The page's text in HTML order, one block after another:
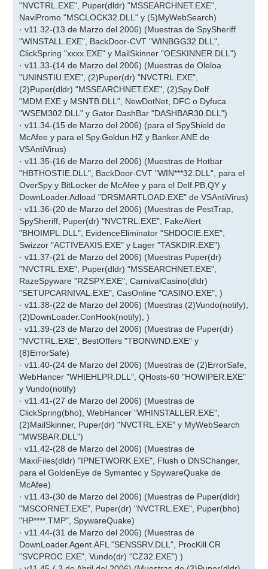
"NVCTRL.EXE", Puper(dldr) "MSSEARCHNET.EXE",
NaviPromo "MSCLOCK32.DLL" y (5)MyWebSearch)
· v11.32-(13 de Marzo del 2006) (Muestras de SpySheriff
"WINSTALL.EXE", BackDoor-CVT "WINBGG32.DLL",
ClickSpring "xxxx.EXE" y MailSkinner "OESKINNER.DLL")
· v11.33-(14 de Marzo del 2006) (Muestras de Oleloa
"UNINSTIU.EXE", (2)Puper(dr) "NVCTRL.EXE",
(2)Puper(dldr) "MSSEARCHNET.EXE", (2)Spy.Delf
"MDM.EXE y MSNTB.DLL", NewDotNet, DFC o Dyfuca
"WSEM302.DLL" y Gator DashBar "DASHBAR30.DLL")
· v11.34-(15 de Marzo del 2006) (para el SpyShield de
McAfee y para el Spy.Goldun.HZ y Banker.ANE de
VSAntiVirus)
· v11.35-(16 de Marzo del 2006) (Muestras de Hotbar
"HBTHOSTIE.DLL", BackDoor-CVT "WIN***32.DLL", para el
OverSpy y BitLocker de McAfee y para el Delf.PB,QY y
DownLoader.Adload "DRSMARTLOAD.EXE" de VSAntiVirus)
· v11.36-(20 de Marzo del 2006) (Muestras de PestTrap,
SpySheriff, Puper(dr) "NVCTRL.EXE", FakeAlert
"BHOIMPL.DLL", EvidenceEliminator "SHDOCIE.EXE",
Swizzor "ACTIVEAXIS.EXE" y Lager "TASKDIR.EXE")
· v11.37-(21 de Marzo del 2006) (Muestras Puper(dr)
"NVCTRL.EXE", Puper(dldr) "MSSEARCHNET.EXE",
RazeSpyware "RZSPY.EXE", CarnivalCasino(dldr)
"SETUPCARNIVAL.EXE", CasOnline "CASINO.EXE", )
· v11.38-(22 de Marzo del 2006) (Muestras (2)Vundo(notify),
(2)DownLoader.ConHook(notify), )
· v11.39-(23 de Marzo del 2006) (Muestras de Puper(dr)
"NVCTRL.EXE", BestOffers "TBONWND.EXE" y
(8)ErrorSafe)
· v11.40-(24 de Marzo del 2006) (Muestras de (2)ErrorSafe,
WebHancer "WHIEHLPR.DLL", QHosts-60 "HOWIPER.EXE"
y Vundo(notify)
· v11.41-(27 de Marzo del 2006) (Muestras de
ClickSpring(bho), WebHancer "WHINSTALLER.EXE",
(2)MailSkinner, Puper(dr) "NVCTRL.EXE" y MyWebSearch
"MWSBAR.DLL")
· v11.42-(28 de Marzo del 2006) (Muestras de
MaxiFiles(dldr) "IPNETWORK.EXE", Flush o DNSChanger,
para el GoldenEye de Symantec y SpywareQuake de
McAfee)
· v11.43-(30 de Marzo del 2006) (Muestras de Puper(dldr)
"MSCORNET.EXE", Puper(dr) "NVCTRL.EXE", Puper(bho)
"HP****.TMP", SpywareQuake)
· v11.44-(31 de Marzo del 2006) (Muestras de
DownLoader.Agent.AFL "SENSSRV.DLL", ProcKill.CR
"SVCPROC.EXE", Vundo(dr) "CZ32.EXE") )